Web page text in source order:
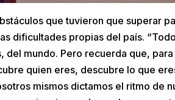
que tuvieron que superar
dificultades propias del país.
mundo. Pero recuerda que,
quien eres, descubre lo que
mismos dictamos el ritmo de